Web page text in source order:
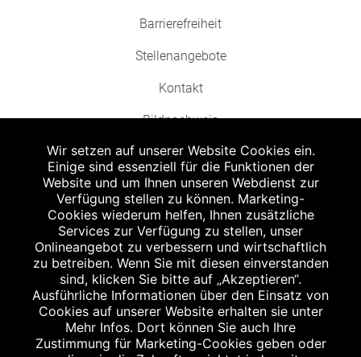
Barrierefreiheit
Stellenangebote
Kontakt
Bildnachweis
Abgabe in haushaltsüblichen Mengen, solange der Vorrat reicht. Für Druck-
und Satzfehler keine Haftung.
Zu Risiken und Nebenwirkungen lesen Sie die Packungsbeilage und fragen
Sie Ihren Arzt oder Apotheker.
Angabe nach der deutschen Arzneimitteltaxe Apothekenerstattungspreis
(AEP). Der AEP ist keine unverbindliche Preisempfehlung der Hersteller. Der
AEP ist ein von den Apotheken in Ansatz gebrachter Preis für rezeptfreie
Arzneimittel. Er entspricht in der Höhe dem für Apotheken verbindlichen
Abgabepreis, zu dem eine Apotheke in bestimmten Fällen (z.B. bei Kindern
unter 12 Jahren) das Produkt mit der gesetzlichen Krankenversicherung
abrechnet. Der AEP ist der allgemeine Erstattungspreis im Falle einer
Wir setzen auf unserer Website Cookies ein.
Einige sind essenziell für die Funktionen der
Website und um Ihnen unseren Webdienst zur
Verfügung stellen zu können. Marketing-
Cookies wiederum helfen, Ihnen zusätzliche
Services zur Verfügung zu stellen, unser
Onlineangebot zu verbessern und wirtschaftlich
zu betreiben. Wenn Sie mit diesen einverstanden
sind, klicken Sie bitte auf „Akzeptieren“.
Ausführliche Informationen über den Einsatz von
Cookies auf unserer Website erhalten sie unter
Mehr Infos. Dort können Sie auch Ihre
Zustimmung für Marketing-Cookies geben oder